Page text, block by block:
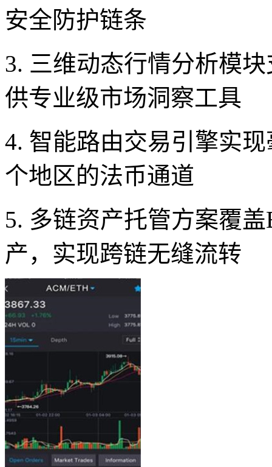
安全防护链条
3. 三维动态行情分析模
供专业级市场洞察工具
4. 智能路由交易引擎实
个地区的法币通道
5. 多链资产托管方案覆
产，实现跨链无缝流转